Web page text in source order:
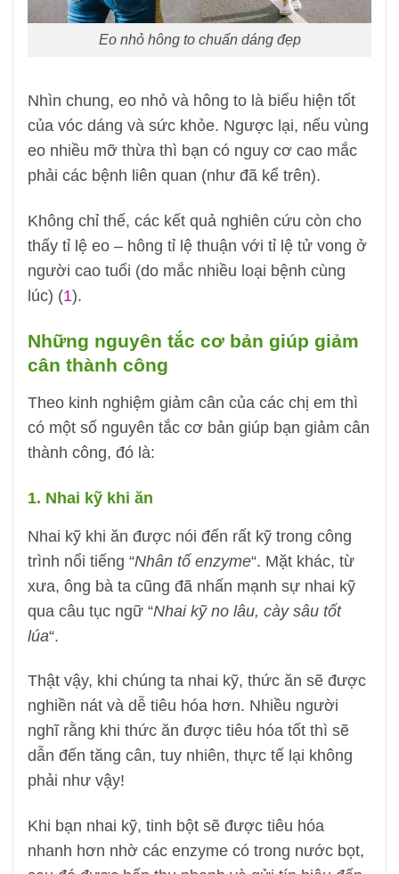
Eo nhỏ hông to chuẩn dáng đẹp
Nhìn chung, eo nhỏ và hông to là biểu hiện tốt
của vóc dáng và sức khỏe. Ngược lại, nếu vùng
eo nhiều mỡ thừa thì bạn có nguy cơ cao mắc
phải các bệnh liên quan (như đã kể trên).
Không chỉ thế, các kết quả nghiên cứu còn cho
thấy tỉ lệ eo – hông tỉ lệ thuận với tỉ lệ tử vong ở
người cao tuổi (do mắc nhiều loại bệnh cùng
lúc) (1).
Những nguyên tắc cơ bản giúp giảm
cân thành công
Theo kinh nghiệm giảm cân của các chị em thì
có một số nguyên tắc cơ bản giúp bạn giảm cân
thành công, đó là:
1. Nhai kỹ khi ăn
Nhai kỹ khi ăn được nói đến rất kỹ trong công
trình nổi tiếng “Nhân tố enzyme“. Mặt khác, từ
xưa, ông bà ta cũng đã nhấn mạnh sự nhai kỹ
qua câu tục ngữ “Nhai kỹ no lâu, cày sâu tốt
lúa“.
Thật vậy, khi chúng ta nhai kỹ, thức ăn sẽ được
nghiền nát và dễ tiêu hóa hơn. Nhiều người
nghĩ rằng khi thức ăn được tiêu hóa tốt thì sẽ
dẫn đến tăng cân, tuy nhiên, thực tế lại không
phải như vậy!
Khi bạn nhai kỹ, tinh bột sẽ được tiêu hóa
nhanh hơn nhờ các enzyme có trong nước bọt,